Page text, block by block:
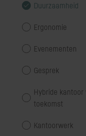
Duurzaamheid
Ergonomie
Evenementen
Gesprek
Hybride kantoor
toekomst
Kantoorwerk